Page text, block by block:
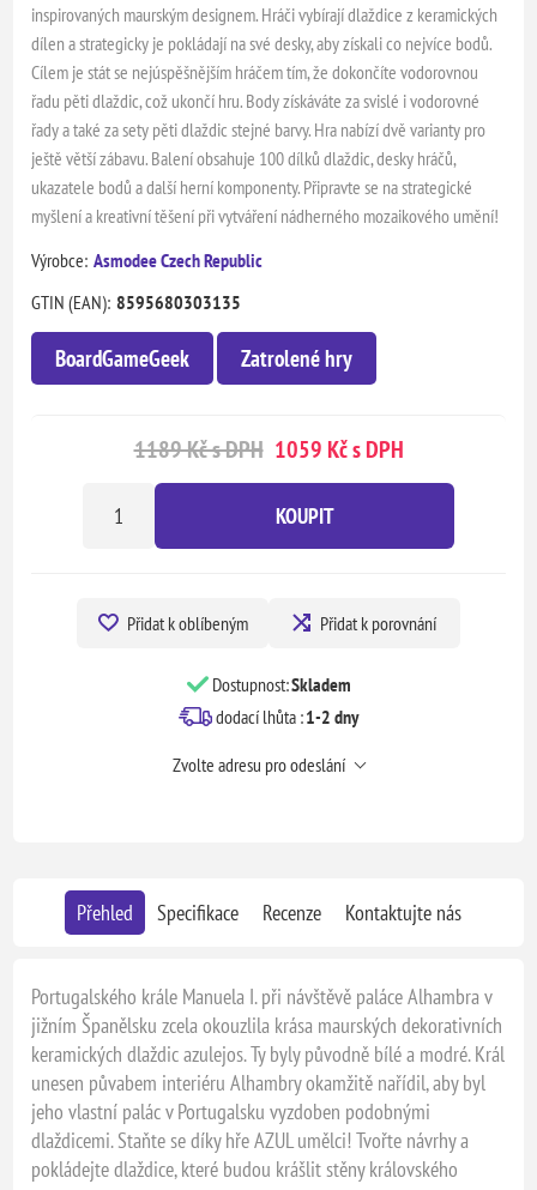
inspirovaných maurským designem. Hráči vybírají dlaždice z keramických
dílen a strategicky je pokládají na své desky, aby získali co nejvíce bodů.
Cílem je stát se nejúspěšnějším hráčem tím, že dokončíte vodorovnou
řadu pěti dlaždic, což ukončí hru. Body získáváte za svislé i vodorovné
řady a také za sety pěti dlaždic stejné barvy. Hra nabízí dvě varianty pro
ještě větší zábavu. Balení obsahuje 100 dílků dlaždic, desky hráčů,
ukazatele bodů a další herní komponenty. Připravte se na strategické
myšlení a kreativní těšení při vytváření nádherného mozaikového umění!
Výrobce: Asmodee Czech Republic
GTIN (EAN): 8595680303135
BoardGameGeek Zatrolené hry
1189 Kč s DPH 1059 Kč s DPH
KOUPIT
Přidat k oblíbeným Přidat k porovnání
Dostupnost:Skladem
dodací lhůta :1-2 dny
Zvolte adresu pro odeslání
Přehled Specifikace Recenze Kontaktujte nás
Portugalského krále Manuela I. při návštěvě paláce Alhambra v
jižním Španělsku zcela okouzlila krása maurských dekorativních
keramických dlaždic azulejos. Ty byly původně bílé a modré. Král
unesen půvabem interiéru Alhambry okamžitě nařídil, aby byl
jeho vlastní palác v Portugalsku vyzdoben podobnými
dlaždicemi. Staňte se díky hře AZUL umělci! Tvořte návrhy a
pokládejte dlaždice, které budou krášlit stěny královského